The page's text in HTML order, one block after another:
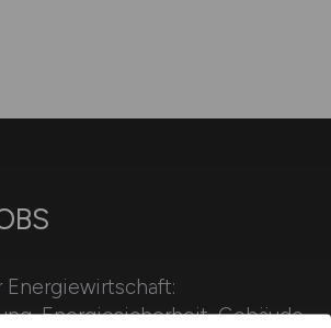
Energiesicherheit, Gebäude-